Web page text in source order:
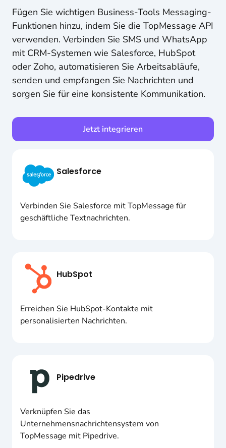
Fügen Sie wichtigen Business-Tools Messaging-
Funktionen hinzu, indem Sie die TopMessage API
verwenden. Verbinden Sie SMS und WhatsApp
mit CRM-Systemen wie Salesforce, HubSpot
oder Zoho, automatisieren Sie Arbeitsabläufe,
senden und empfangen Sie Nachrichten und
sorgen Sie für eine konsistente Kommunikation.
Jetzt integrieren
Salesforce
Verbinden Sie Salesforce mit TopMessage für
geschäftliche Textnachrichten.
HubSpot
Erreichen Sie HubSpot-Kontakte mit
personalisierten Nachrichten.
Pipedrive
Verknüpfen Sie das
Unternehmensnachrichtensystem von
TopMessage mit Pipedrive.